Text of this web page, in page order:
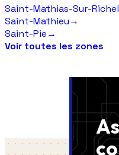
Saint-Mathias-Sur-
Saint-Mathieu→
Saint-Pie→
Voir toutes les zones